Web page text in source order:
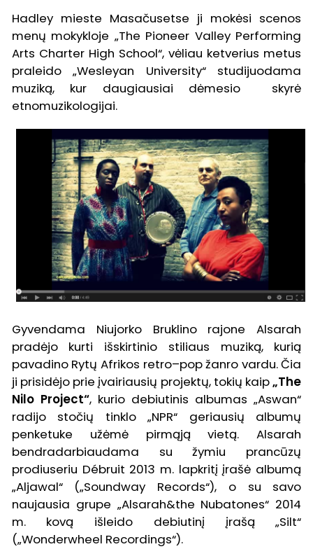
Hadley mieste Masačusetse ji mokėsi scenos
menų mokykloje „The Pioneer Valley Performing
Arts Charter High School“, vėliau ketverius metus
praleido „Wesleyan University“ studijuodama
muziką, kur daugiausiai dėmesio skyrė
etnomuzikologijai.
Gyvendama Niujorko Bruklino rajone Alsarah
pradėjo kurti išskirtinio stiliaus muziką, kurią
pavadino Rytų Afrikos retro–pop žanro vardu. Čia
ji prisidėjo prie įvairiausių projektų, tokių kaip„The
Nilo Project“, kurio debiutinis albumas „Aswan“
radijo stočių tinklo „NPR“ geriausių albumų
penketuke užėmė pirmąją vietą. Alsarah
bendradarbiaudama su žymiu prancūzų
prodiuseriu Débruit 2013 m. lapkritį įrašė albumą
„Aljawal“ („Soundway Records“), o su savo
naujausia grupe „Alsarah&the Nubatones“ 2014
m. kovą išleido debiutinį įrašą „Silt“
(„Wonderwheel Recordings“).